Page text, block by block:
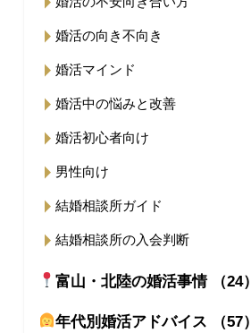
婚活の向き不向き
婚活マインド
婚活中の悩みと改善
婚活初心者向け
男性向け
結婚相談所ガイド
結婚相談所の入会判断
富山・北陸の婚活事情 （24）
年代別婚活アドバイス （57）